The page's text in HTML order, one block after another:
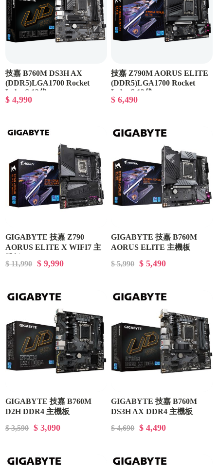
技嘉 B760M DS3H AX
(DDR5)LGA1700 Rocket
Lake-S 13代
$ 4,990
技嘉 Z790M AORUS ELITE
(DDR5)LGA1700 Rocket
Lake-S 13代
$ 6,490
GIGABYTE 技嘉 Z790
AORUS ELITE X WIFI7 主
$ 11,990 $ 9,990
GIGABYTE 技嘉 B760M
AORUS ELITE 主機板
$ 5,990
$ 5,490
GIGABYTE 技嘉 B760M
D2H DDR4 主機板
$ 3,590
$ 3,090
GIGABYTE 技嘉 B760M
DS3H AX DDR4 主機板
$ 4,690
$ 4,490